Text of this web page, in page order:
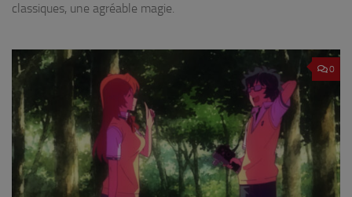
classiques, une agréable magie.
0